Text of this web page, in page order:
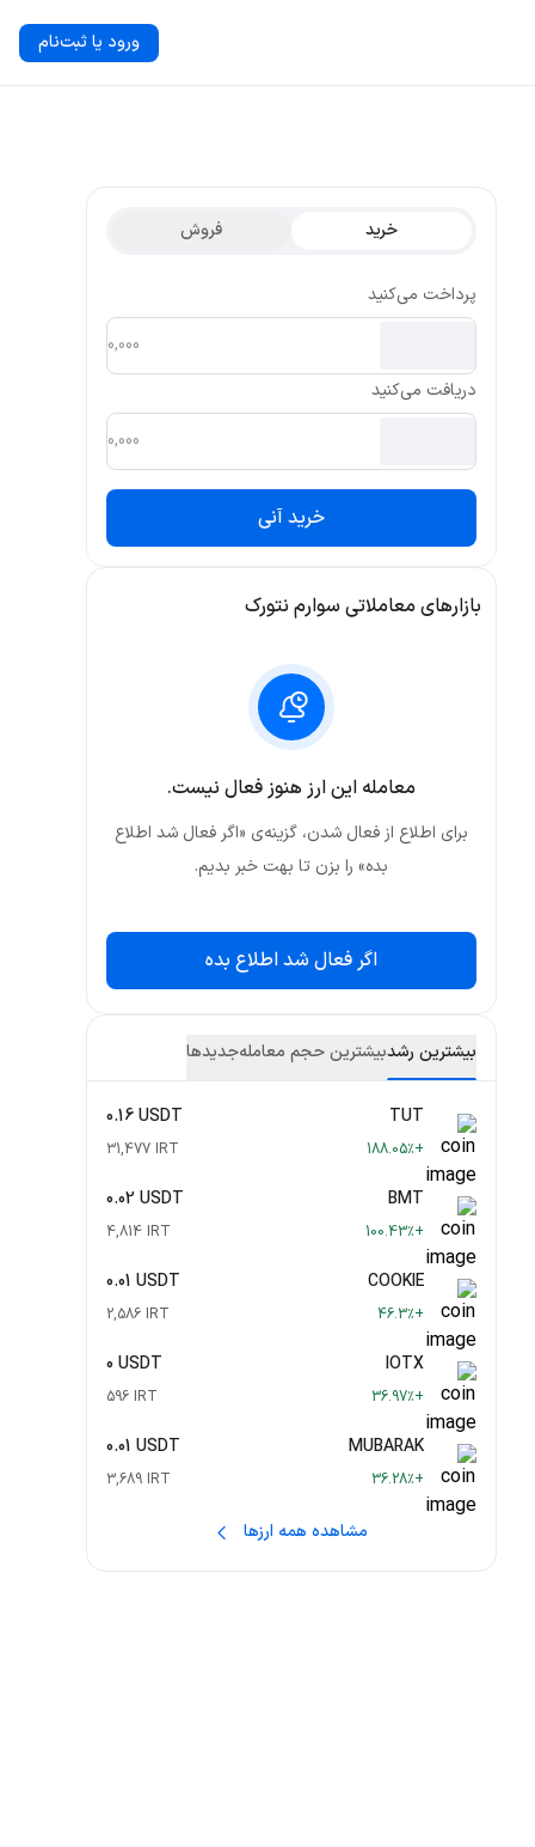
ورود یا ثبت‌نام
خرید فروش
پرداخت می‌کنید
دریافت می‌کنید
خرید آنی
بازارهای معاملاتی سوارم نتورک
معامله این ارز هنوز فعال نیست.
برای اطلاع از فعال شدن، گزینه‌ی «اگر فعال شد اطلاع
بده» را بزن تا بهت خبر بدیم.
اگر فعال شد اطلاع بده
بیشترین رشدبیشترین حجم معاملهجدید‌ها
TUT
0.16 USDT
+188.05٪ 31,477 IRT
BMT
0.02 USDT
+100.43٪ 4,814 IRT
COOKIE
0.01 USDT
+46.3٪ 2,586 IRT
IOTX
0 USDT
+36.97٪ 596 IRT
MUBARAK
0.01 USDT
+36.28٪ 3,689 IRT
مشاهده همه ارزها